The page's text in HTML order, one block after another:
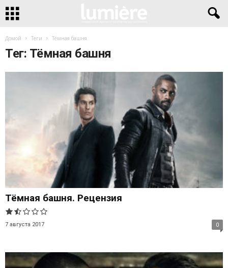
Домой Теги Тёмная башня
Тег: Тёмная башня
Тёмная башня. Рецензия
7 августа 2017 0